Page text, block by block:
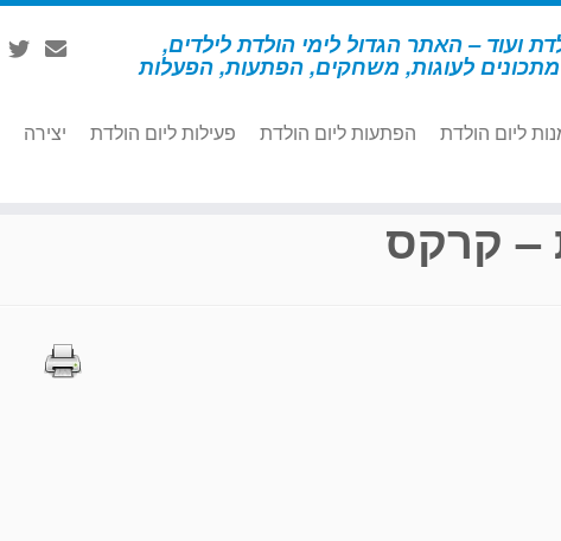
ועוד – האתר הגדול לימי הולדת לילדים,
לעוגות, משחקים, הפתעות, הפעלות
ליום הולדת הפתעות ליום הולדת פעילות ליום הולדת יצירה
– קרקס